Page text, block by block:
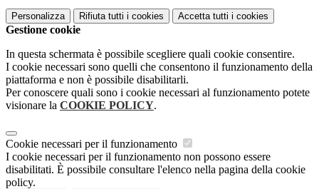
Personalizza Rifiuta tutti i cookies Accetta tutti i cookies
Gestione cookie
In questa schermata è possibile scegliere quali cookie consentire.
I cookie necessari sono quelli che consentono il funzionamento della
piattaforma e non è possibile disabilitarli.
Per conoscere quali sono i cookie necessari al funzionamento potete
visionare la COOKIE POLICY.
Cookie necessari per il funzionamento
I cookie necessari per il funzionamento non possono essere
disabilitati. È possibile consultare l'elenco nella pagina della cookie
policy.